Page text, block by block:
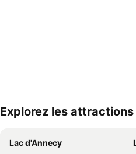
Explorez les
Lac d'Annecy